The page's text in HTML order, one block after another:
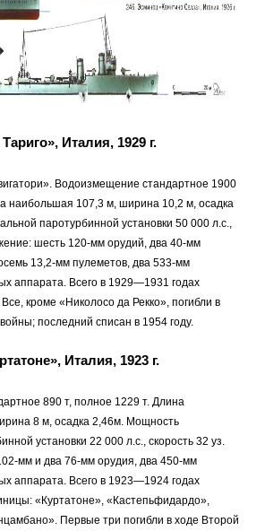
Италия, 1929 г.
Водоизмещение стандартное 1900
наибольшая 107,3 м, ширина 10,2 м, осадка
паротурбинной установки 50 000 л.с.,
шесть 120-мм орудий, два 40-мм
13,2-мм пулеметов, два 533-мм
аппарата. Всего в 1929—1931 годах
кроме «Николосо да Рекко», погибли в
последний списан в 1954 году.
Италия, 1923 г.
890 т, полное 1229 т. Длина
8 м, осадка 2,46м. Мощность
установки 22 000 л.с., скорость 32 уз.
мм и два 76-мм орудия, два 450-мм
аппарата. Всего в 1923—1924 годах
«Куртатоне», «Кастепьфидардо»,
Первые три погибли в ходе Второй